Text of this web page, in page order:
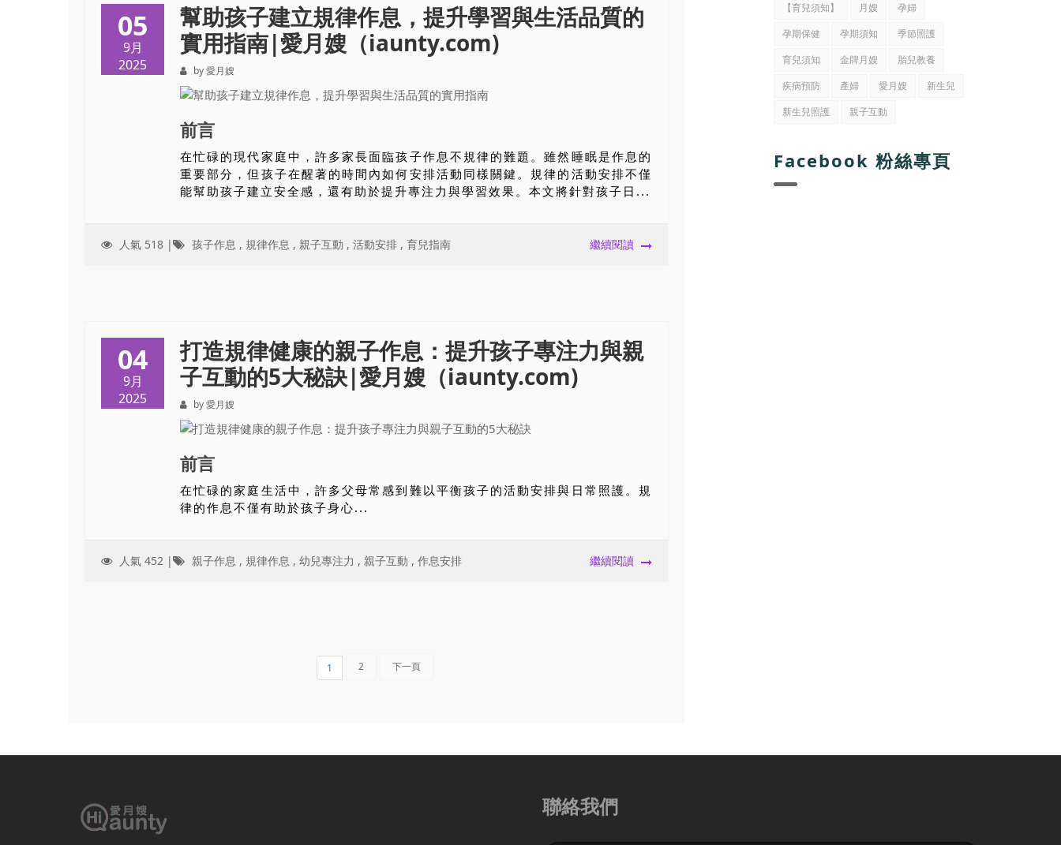
05
9月
2025
幫助孩子建立規律作息，提升學習與生活品質的
實用指南|愛月嫂（iaunty.com)
by 愛月嫂
前言
在忙碌的現代家庭中，許多家長面臨孩子作息不規律的難題。雖然睡眠是作息的
重要部分，但孩子在醒著的時間內如何安排活動同樣關鍵。規律的活動安排不僅
能幫助孩子建立安全感，還有助於提升專注力與學習效果。本文將針對孩子日...
人氣 518 | 孩子作息 , 規律作息 , 親子互動 , 活動安排 , 育兒指南 繼續閱讀
04
9月
2025
打造規律健康的親子作息：提升孩子專注力與親
子互動的5大秘訣|愛月嫂（iaunty.com)
by 愛月嫂
前言
在忙碌的家庭生活中，許多父母常感到難以平衡孩子的活動安排與日常照護。規
律的作息不僅有助於孩子身心...
人氣 452 | 親子作息 , 規律作息 , 幼兒專注力 , 親子互動 , 作息安排 繼續閱讀
1 2 下一頁
【育兒須知】 月嫂
孕婦
孕期保健
孕期須知
季節照護
育兒須知
金牌月嫂
胎兒教養
疾病預防
產婦 愛月嫂
新生兒
新生兒照護
親子互動
Facebook 粉絲專頁
聯絡我們